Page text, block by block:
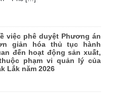
việc phê duyệt Phương án
giản hóa thủ tục hành
đến hoạt động sản xuất,
phạm vi quản lý của
Lắk năm 2026